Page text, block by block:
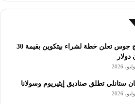
تسمح تذكرة كبار الشخصيات لحضور بلوكشين لايف 2024 بالدخول
من أجل تحقيق مستوى جديد من
إلى 100 ألف دولار
فيديو حول تغيير البيتكوين إلى
أورانج جوس تعلن خطة لشراء بيتكوين بقيمة 30
دولار
ستانلي تطلق صناديق إيثيريوم وسولانا